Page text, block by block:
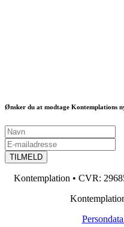
Ønsker du at modtage Kontemplations
Kontemplation • CVR: